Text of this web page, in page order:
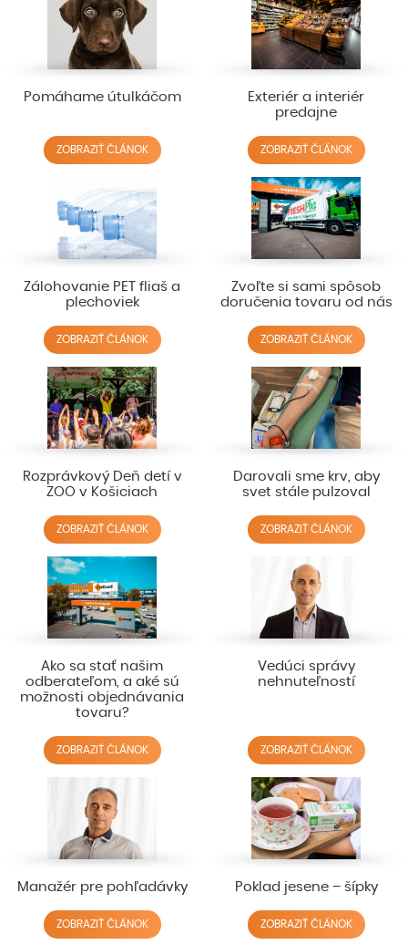
Pomáhame útulkáčom
ZOBRAZIŤ ČLÁNOK
Exteriér a interiér
predajne
ZOBRAZIŤ ČLÁNOK
Zálohovanie PET fliaš a
plechoviek
ZOBRAZIŤ ČLÁNOK
Zvoľte si sami spôsob
doručenia tovaru od nás
ZOBRAZIŤ ČLÁNOK
Rozprávkový Deň detí v
ZOO v Košiciach
ZOBRAZIŤ ČLÁNOK
Darovali sme krv, aby
svet stále pulzoval
ZOBRAZIŤ ČLÁNOK
Ako sa stať našim
odberateľom, a aké sú
možnosti objednávania
tovaru?
ZOBRAZIŤ ČLÁNOK
Vedúci správy
nehnuteľností
ZOBRAZIŤ ČLÁNOK
Manažér pre pohľadávky
ZOBRAZIŤ ČLÁNOK
Poklad jesene – šípky
ZOBRAZIŤ ČLÁNOK